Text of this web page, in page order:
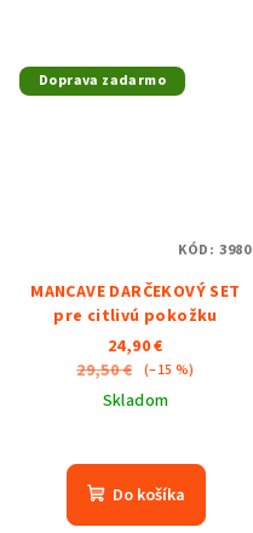
Doprava zadarmo
MANCAVE DARČEKOVÝ SET
pre citlivú pokožku
24,90 €
29,50 € (–15 %)
Skladom
Do košíka
KÓD: 3980